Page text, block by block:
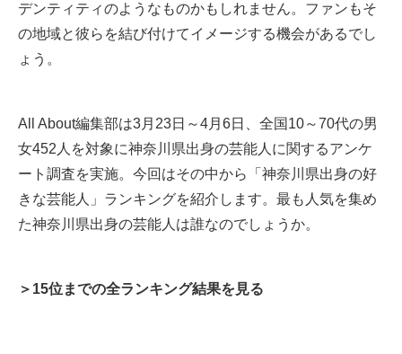
デンティティのようなものかもしれません。ファンもそ
の地域と彼らを結び付けてイメージする機会があるでし
ょう。
All About編集部は3月23日～4月6日、全国10～70代の男
女452人を対象に神奈川県出身の芸能人に関するアンケ
ート調査を実施。今回はその中から「神奈川県出身の好
きな芸能人」ランキングを紹介します。最も人気を集め
た神奈川県出身の芸能人は誰なのでしょうか。
＞15位までの全ランキング結果を見る